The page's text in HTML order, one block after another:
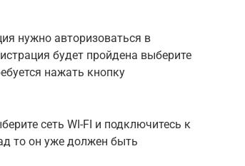
нужно авторизоваться в
будет пройдена выберите
нажать кнопку
сеть WI-FI и подключитесь к
то он уже должен быть